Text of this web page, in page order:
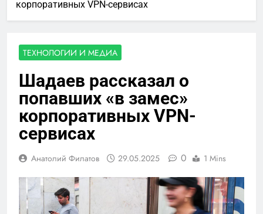
корпоративных VPN-сервисах
ТЕХНОЛОГИИ И МЕДИА
Шадаев рассказал о
попавших «в замес»
корпоративных VPN-
сервисах
Анатолий Филатов 29.05.2025 0 1 Mins